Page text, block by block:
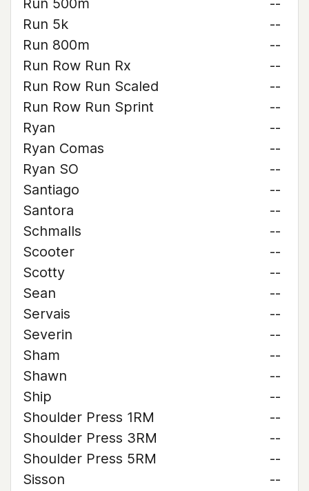
Run 500m
--
Run 5k
--
Run 800m
--
Run Row Run Rx
--
Run Row Run Scaled
--
Run Row Run Sprint
--
Ryan
--
Ryan Comas
--
Ryan SO
--
Santiago
--
Santora
--
Schmalls
--
Scooter
--
Scotty
--
Sean
--
Servais
--
Severin
--
Sham
--
Shawn
--
Ship
--
Shoulder Press 1RM
--
Shoulder Press 3RM
--
Shoulder Press 5RM
--
Sisson
--